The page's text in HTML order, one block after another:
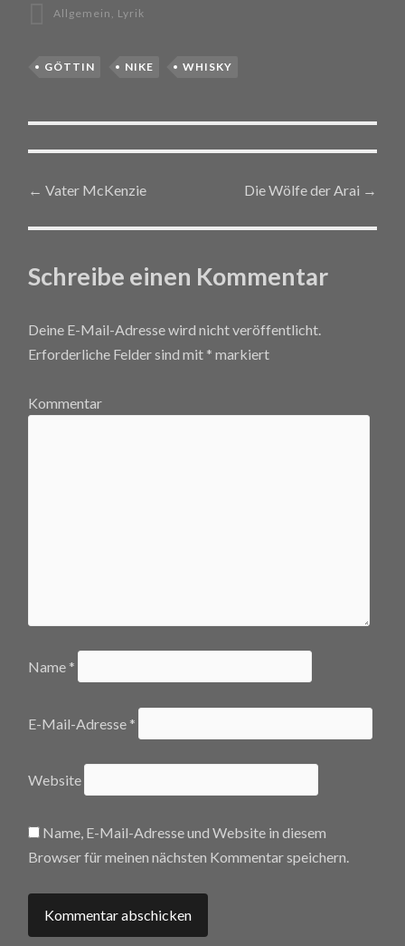
Allgemein Lyrik
GÖTTIN NIKE WHISKY
Post navigation
← Vater McKenzie Die Wölfe der Arai →
Schreibe einen Kommentar
Deine E-Mail-Adresse wird nicht veröffentlicht.
Erforderliche Felder sind mit * markiert
Kommentar
Name *
E-Mail-Adresse *
Website
Name, E-Mail-Adresse und Website in diesem
Browser für meinen nächsten Kommentar speichern.